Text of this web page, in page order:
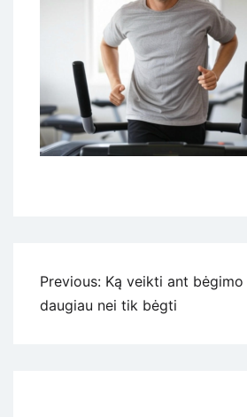
Navigacija
tarp
Previous: Ką veikti ant
daugiau nei tik bėgti